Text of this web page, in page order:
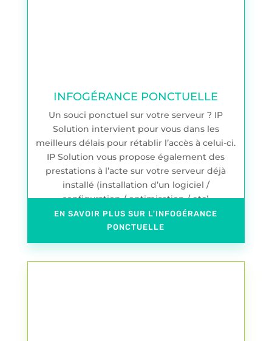
INFOGÉRANCE PONCTUELLE
Un souci ponctuel sur votre serveur ? IP
Solution intervient pour vous dans les
meilleurs délais pour rétablir l’accès à celui-ci.
IP Solution vous propose également des
prestations à l’acte sur votre serveur déjà
installé (installation d’un logiciel /
configuration / optimisation / etc)
EN SAVOIR PLUS SUR L'INFOGÉRANCE
PONCTUELLE